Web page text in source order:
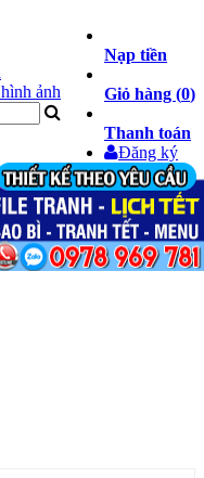
Nạp tiền
Giỏ hàng (0)
Thanh toán
Đăng ký
Đăng nhập